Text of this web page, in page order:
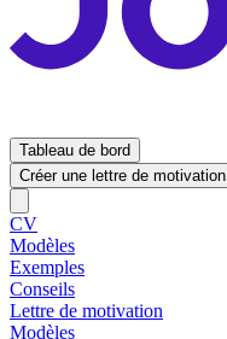
Tableau de bord
Créer une lettre de motivation
CV
Modèles
Exemples
Conseils
Lettre de motivation
Modèles